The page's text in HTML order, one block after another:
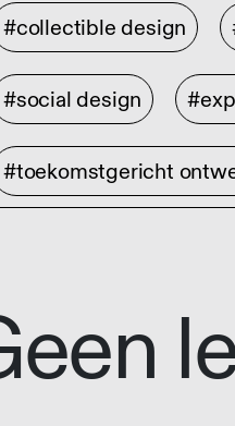
#collectible design
#social design
#toekomstgericht